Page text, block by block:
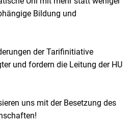
Bildung und
der Tarifinitiative
und fordern die Leitung der HU
uns mit der Besetzung des